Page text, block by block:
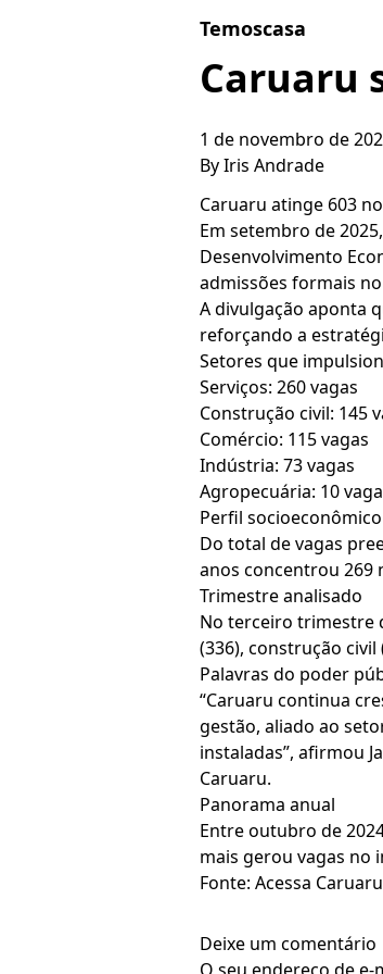
Temoscasa
Caruaru
1 de novembro de
ByIris Andrade
Caruaru atinge 603
Em setembro de
Desenvolvimento
admissões formais
A divulgação aponta
reforçando a
Setores que
Serviços: 260 vagas
Construção civil: 145
Comércio: 115 vagas
Indústria: 73 vagas
Agropecuária: 10
Perfil
Do total de vagas
anos concentrou 269
Trimestre analisado
No terceiro trimestre
(336), construção civil
Palavras do poder
“Caruaru continua
gestão, aliado ao
instaladas”, afirmou
Caruaru.
Panorama anual
Entre outubro de
mais gerou vagas no
Fonte: Acessa Caruaru
Deixe um comentário